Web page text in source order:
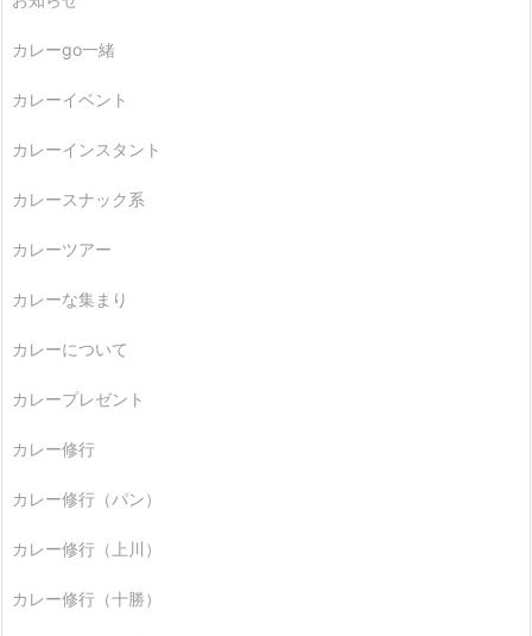
カレーgo一緒
カレーイベント
カレーインスタント
カレースナック系
カレーツアー
カレーな集まり
カレーについて
カレープレゼント
カレー修行
カレー修行（パン）
カレー修行（上川）
カレー修行（十勝）